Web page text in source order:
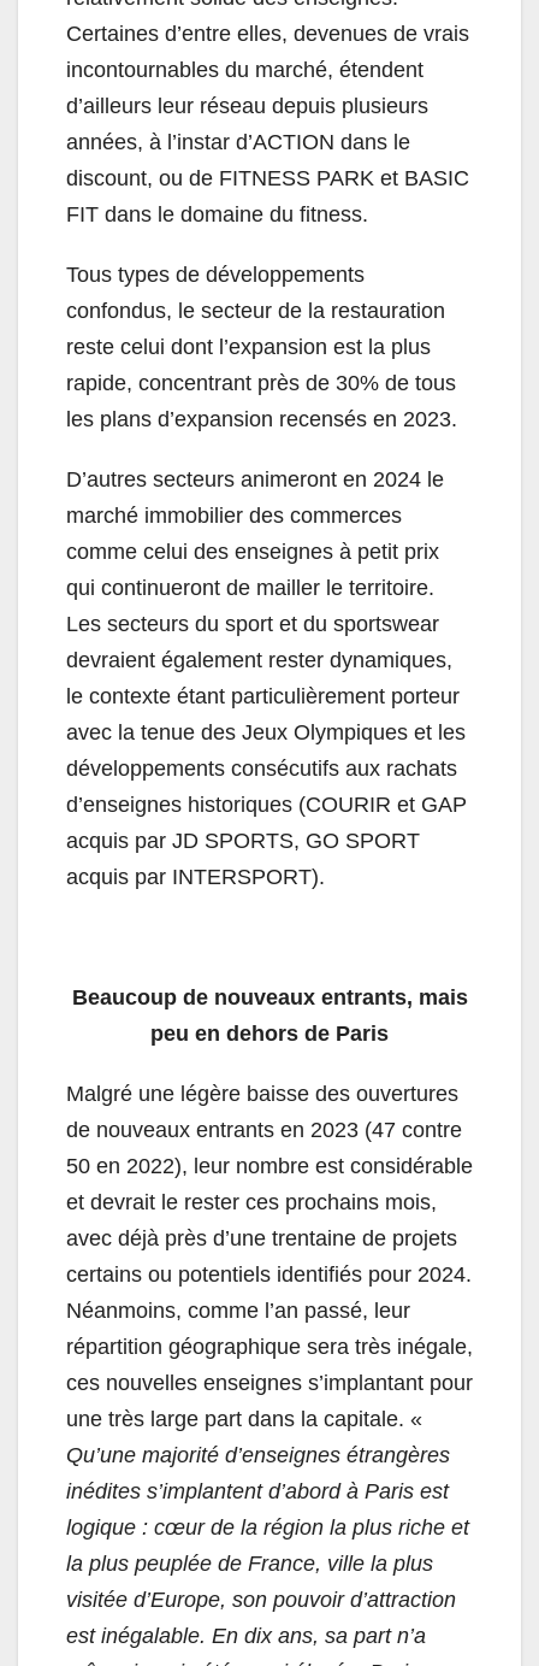
Certaines d’entre elles, devenues de vrais
incontournables du marché, étendent
d’ailleurs leur réseau depuis plusieurs
années, à l’instar d’ACTION dans le
discount, ou de FITNESS PARK et BASIC
FIT dans le domaine du fitness.
Tous types de développements
confondus, le secteur de la restauration
reste celui dont l’expansion est la plus
rapide, concentrant près de 30% de tous
les plans d’expansion recensés en 2023.
D’autres secteurs animeront en 2024 le
marché immobilier des commerces
comme celui des enseignes à petit prix
qui continueront de mailler le territoire.
Les secteurs du sport et du sportswear
devraient également rester dynamiques,
le contexte étant particulièrement porteur
avec la tenue des Jeux Olympiques et les
développements consécutifs aux rachats
d’enseignes historiques (COURIR et GAP
acquis par JD SPORTS, GO SPORT
acquis par INTERSPORT).
Beaucoup de nouveaux entrants, mais
peu en dehors de Paris
Malgré une légère baisse des ouvertures
de nouveaux entrants en 2023 (47 contre
50 en 2022), leur nombre est considérable
et devrait le rester ces prochains mois,
avec déjà près d’une trentaine de projets
certains ou potentiels identifiés pour 2024.
Néanmoins, comme l’an passé, leur
répartition géographique sera très inégale,
ces nouvelles enseignes s’implantant pour
une très large part dans la capitale. «
Qu’une majorité d’enseignes étrangères
inédites s’implantent d’abord à Paris est
logique : cœur de la région la plus riche et
la plus peuplée de France, ville la plus
visitée d’Europe, son pouvoir d’attraction
est inégalable. En dix ans, sa part n’a